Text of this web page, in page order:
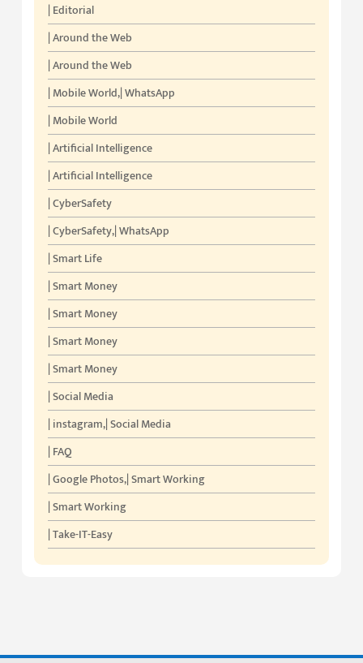
| Editorial
| Around the Web
| Around the Web
| Mobile World,| WhatsApp
| Mobile World
| Artificial Intelligence
| Artificial Intelligence
| CyberSafety
| CyberSafety,| WhatsApp
| Smart Life
| Smart Money
| Smart Money
| Smart Money
| Smart Money
| Social Media
| instagram,| Social Media
| FAQ
| Google Photos,| Smart Working
| Smart Working
| Take-IT-Easy